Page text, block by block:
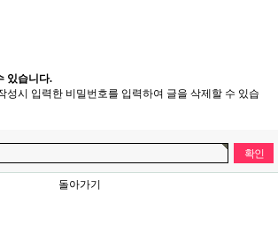
있습니다.
성시 입력한 비밀번호를 입력하여 글을 삭제할 수 있습
돌아가기